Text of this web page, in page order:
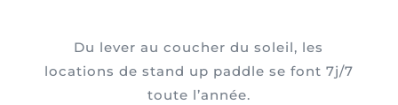
Du lever au coucher du soleil, les
locations de stand up paddle se font 7j/7
toute l’année.